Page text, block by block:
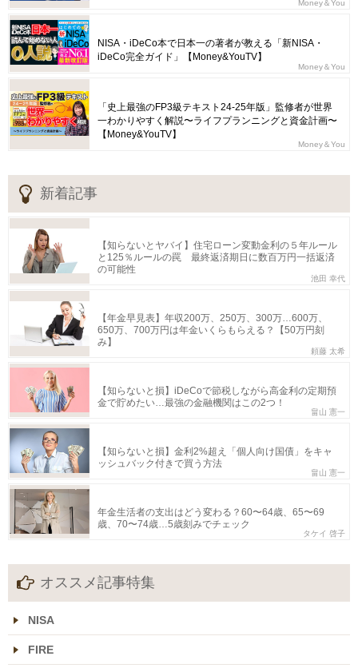
Money＆You
NISA・iDeCo本で日本一の著者が教える「新NISA・
iDeCo完全ガイド」【Money&YouTV】
Money＆You
「史上最強のFP3級テキスト24-25年版」監修者が世界
一わかりやすく解説〜ライフプランニングと資金計画〜
【Money&YouTV】
Money＆You
新着記事
【知らないとヤバイ】住宅ローン変動金利の５年ルール
と125％ルールの罠 最終返済期日に数百万円一括返済
の可能性
池田 幸代
【年金早見表】年収200万、250万、300万…600万、
650万、700万円は年金いくらもらえる？【50万円刻
み】
頼藤 太希
【知らないと損】iDeCoで節税しながら高金利の定期預
金で貯めたい…最強の金融機関はこの2つ！
畠山 憲一
【知らないと損】金利2%超え「個人向け国債」をキャ
ッシュバック付きで買う方法
畠山 憲一
年金生活者の支出はどう変わる？60〜64歳、65〜69
歳、70〜74歳…5歳刻みでチェック
タケイ 啓子
オススメ記事特集
NISA
FIRE